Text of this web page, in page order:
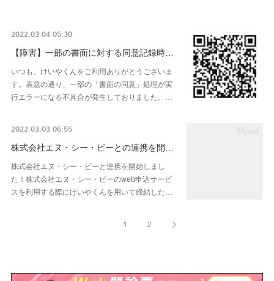
2022.03.04 05:30
【障害】一部の書面に対する同意記録時…
いつも、けいやくんをご利用ありがとうございま
す。表題の通り、一部の「書面の同意」処理が実
行エラーになる不具合が発生しておりました。…
2022.03.03 06:55
株式会社エヌ・シー・ビーとの連携を開…
株式会社エヌ・シー・ビーと連携を開始しまし
た！株式会社エヌ・シー・ビーのweb申込サービ
スを利用する際にけいやくんを用いて締結した…
1 2